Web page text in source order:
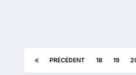
PRÉCÉDENT 18 19